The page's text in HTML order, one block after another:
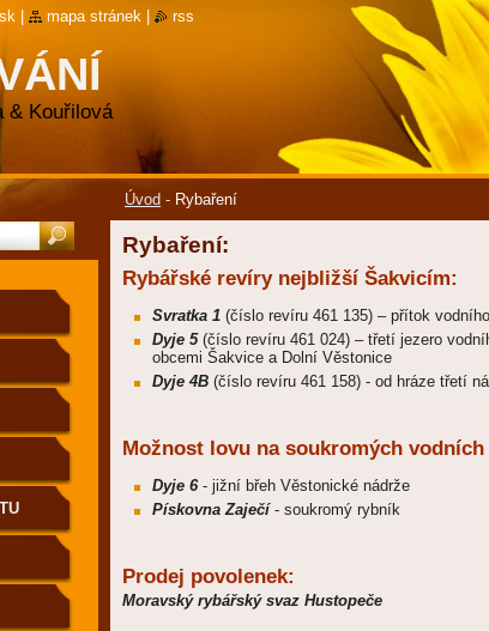
& Kouřilová
Úvod - Rybaření
Rybaření:
Rybářské revíry nejbližší Šakvicím:
Svratka 1 (číslo revíru 461 135) – přítok
Dyje 5(číslo revíru 461 024) – třetí jezero
obcemi Šakvice a Dolní Věstonice
Dyje 4B (číslo revíru 461 158) - od hráze třetí
Možnost lovu na soukromých
Dyje 6- jižní břeh Věstonické nádrže
Pískovna Zaječí- soukromý rybník
Prodej povolenek:
Moravský rybářský svaz Hustopeče
mapa stránek rss